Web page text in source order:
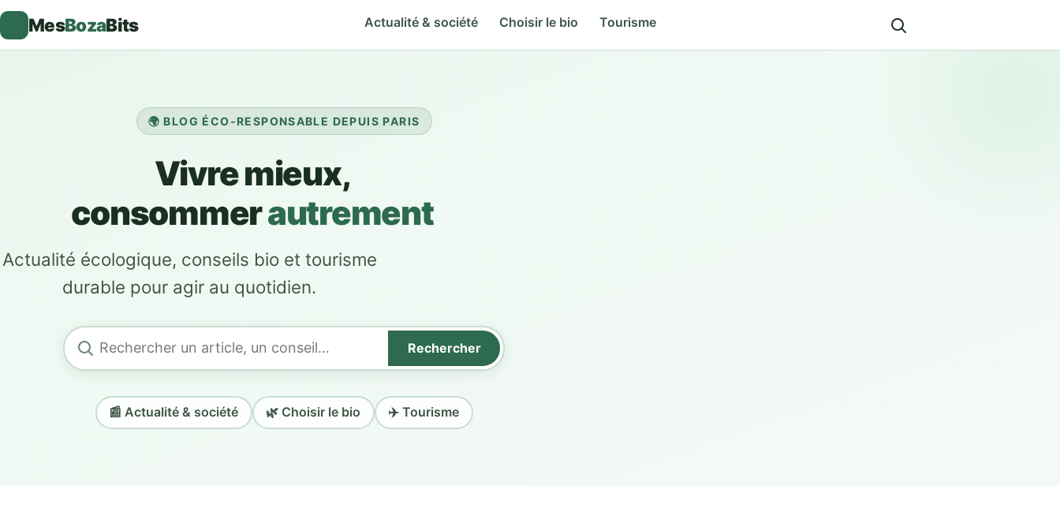
MesBozaBits Actualité & société Choisir le bio Tourisme
🌍 BLOG ÉCO-RESPONSABLE DEPUIS PARIS
Vivre mieux,
consommerautrement
Actualité écologique, conseils bio et tourisme
durable pour agir au quotidien.
Rechercher
📰 Actualité & société 🌿 Choisir le bio ✈️ Tourisme